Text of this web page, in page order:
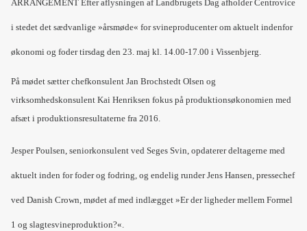
ARRANGEMENT Efter aflysningen af Landbrugets Dag afholder Centrovice
i stedet det sædvanlige »årsmøde« for svineproducenter om aktuelt indenfor
økonomi og foder tirsdag den 23. maj kl. 14.00-17.00 i Vissenbjerg.
På mødet sætter chefkonsulent Jan Brochstedt Olsen og
virksomhedskonsulent Kai Henriksen fokus på produktionsøkonomien med
afsæt i produktionsresultaterne fra 2016.
Jesper Poulsen, seniorkonsulent ved Seges Svin, opdaterer deltagerne med
aktuelt inden for foder og fodring, og endelig runder Jens Hansen, pressechef
ved Danish Crown, mødet af med indlægget »Er der ligheder mellem Formel
1 og slagtesvineproduktion?«.